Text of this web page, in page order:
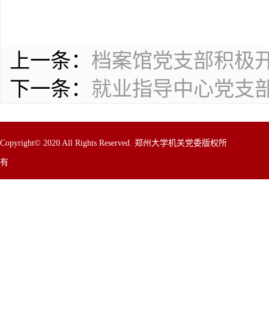
上一条： 档案馆党支部积极
下一条： 就业指导中心党支
Copyright© 2020 All Rights Reserved. 郑州大学机关党委版权所
有